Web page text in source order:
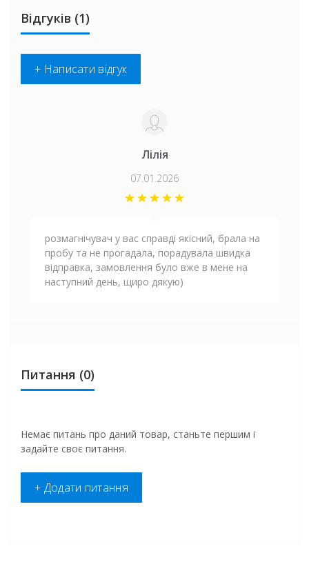
Відгуків (1)
+ Написати відгук
Лілія
07.01.2026
розмагнічувач у вас справді якісний, брала на
пробу та не прогадала, порадувала швидка
відправка, замовлення було вже в мене на
наступний день, щиро дякую)
Питання (0)
Немає питань про даний товар, станьте першим і
задайте своє питання.
+ Додати питання